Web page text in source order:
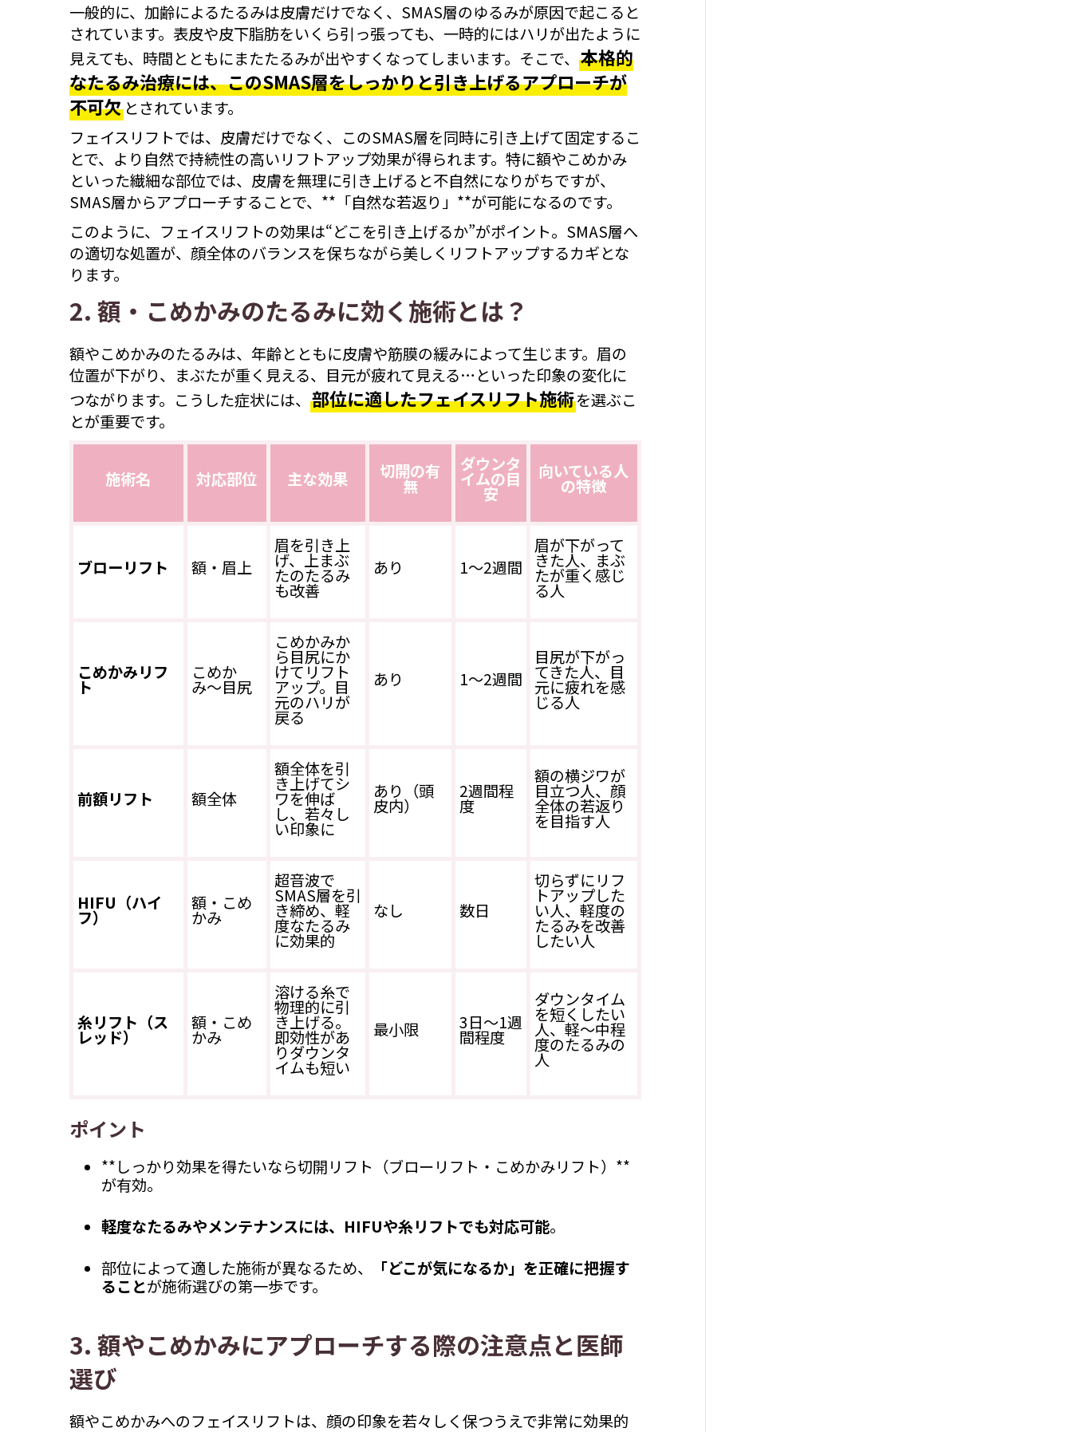
一般的に、加齢によるたるみは皮膚だけでなく、SMAS層のゆるみが原因で起こると
されています。表皮や皮下脂肪をいくら引っ張っても、一時的にはハリが出たように
見えても、時間とともにまたたるみが出やすくなってしまいます。そこで、 本格的
なたるみ治療には、このSMAS層をしっかりと引き上げるアプローチが
不可欠とされています。
フェイスリフトでは、皮膚だけでなく、このSMAS層を同時に引き上げて固定するこ
とで、より自然で持続性の高いリフトアップ効果が得られます。特に額やこめかみ
といった繊細な部位では、皮膚を無理に引き上げると不自然になりがちですが、
SMAS層からアプローチすることで、**「自然な若返り」**が可能になるのです。
このように、フェイスリフトの効果は“どこを引き上げるか”がポイント。SMAS層へ
の適切な処置が、顔全体のバランスを保ちながら美しくリフトアップするカギとな
ります。
2. 額・こめかみのたるみに効く施術とは？
額やこめかみのたるみは、年齢とともに皮膚や筋膜の緩みによって生じます。眉の
位置が下がり、まぶたが重く見える、目元が疲れて見える…といった印象の変化に
つながります。こうした症状には、 部位に適したフェイスリフト施術を選ぶこ
とが重要です。
施術名 対応部位 主な効果 切開の有
無
ダウンタ
イムの目
安
向いている人
の特徴
ブローリフト 額・眉上
眉を引き上
げ、上まぶ
たのたるみ
も改善
あり 1〜2週間
眉が下がって
きた人、まぶ
たが重く感じ
る人
こめかみリフ
ト
こめか
み〜目尻
こめかみか
ら目尻にか
けてリフト
アップ。目
元のハリが
戻る
あり 1〜2週間
目尻が下がっ
てきた人、目
元に疲れを感
じる人
前額リフト 額全体
額全体を引
き上げてシ
ワを伸ば
し、若々し
い印象に
あり（頭
皮内）
2週間程
度
額の横ジワが
目立つ人、顔
全体の若返り
を目指す人
HIFU（ハイ
フ）
額・こめ
かみ
超音波で
SMAS層を引
き締め、軽
度なたるみ
に効果的
なし 数日
切らずにリフ
トアップした
い人、軽度の
たるみを改善
したい人
糸リフト（ス
レッド）
額・こめ
かみ
溶ける糸で
物理的に引
き上げる。
即効性があ
りダウンタ
イムも短い
最小限 3日〜1週
間程度
ダウンタイム
を短くしたい
人、軽〜中程
度のたるみの
人
ポイント
**しっかり効果を得たいなら切開リフト（ブローリフト・こめかみリフト）**
が有効。
軽度なたるみやメンテナンスには、HIFUや糸リフトでも対応可能。
部位によって適した施術が異なるため、
「どこが気になるか」を正確に把握す
ることが施術選びの第一歩です。
3. 額やこめかみにアプローチする際の注意点と医師
選び
額やこめかみへのフェイスリフトは、顔の印象を若々しく保つうえで非常に効果的